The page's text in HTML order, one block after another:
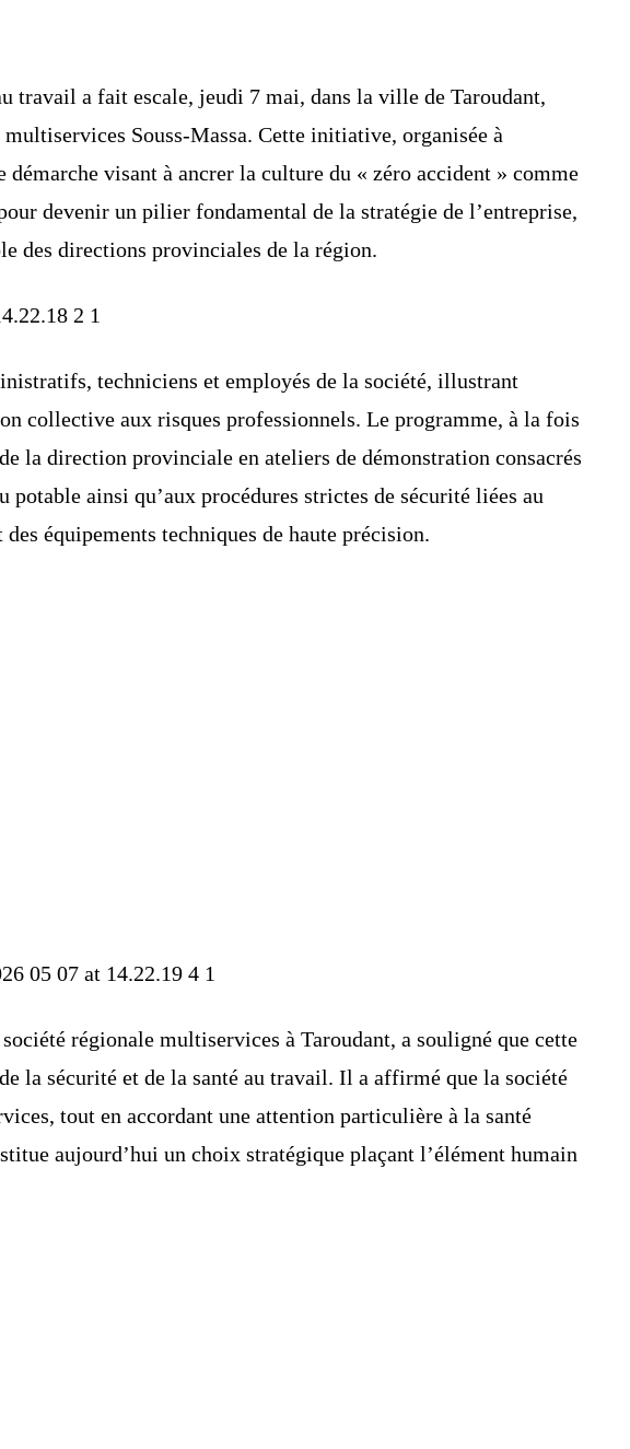
travail a fait escale, jeudi 7 mai, dans la ville de Taroudant,
Souss-Massa. Cette initiative, organisée à
visant à ancrer la culture du « zéro accident » comme
devenir un pilier fondamental de la stratégie de l’entreprise,
des directions provinciales de la région.
techniciens et employés de la société, illustrant
collective aux risques professionnels. Le programme, à la fois
la direction provinciale en ateliers de démonstration consacrés
potable ainsi qu’aux procédures strictes de sécurité liées au
équipements techniques de haute précision.
régionale multiservices à Taroudant, a souligné que cette
la sécurité et de la santé au travail. Il a affirmé que la société
tout en accordant une attention particulière à la santé
aujourd’hui un choix stratégique plaçant l’élément humain